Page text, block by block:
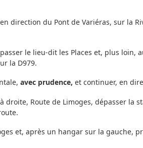
direction du Pont de Variéras, sur la
le lieu-dit les Places et, plus loin,
la D979.
avec prudence, et continuer, en
droite, Route de Limoges, dépasser la
et, après un hangar sur la gauche,